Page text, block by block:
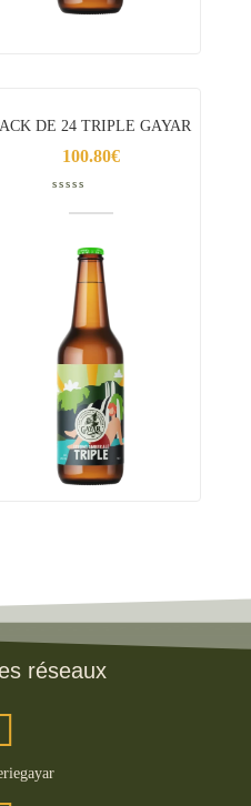
DE 24 TRIPLE GAYAR
100.80€
réseaux